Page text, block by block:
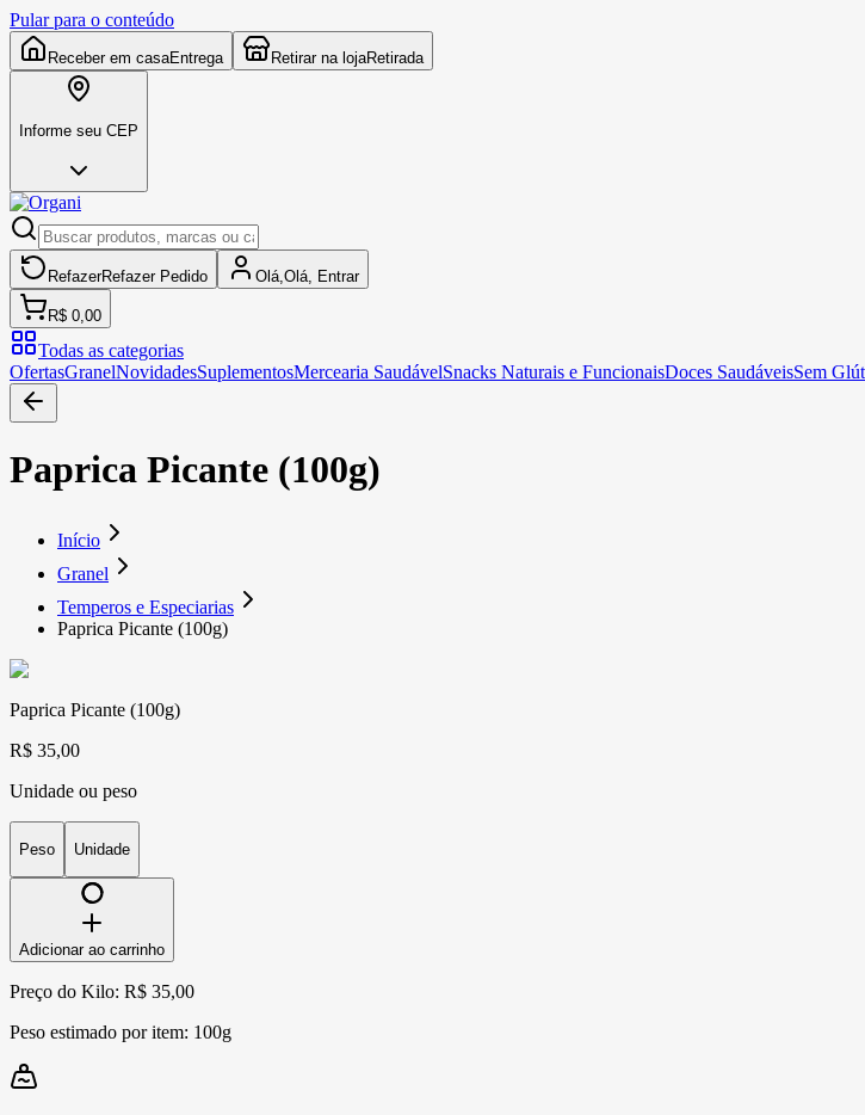
Pular para o conteúdo
Receber em casaEntrega Retirar na lojaRetirada
Informe seu CEP
RefazerRefazer Pedido Olá, Olá, Entrar
R$ 0,00
Todas as categorias
OfertasGranelNovidadesSuplementosMercearia SaudávelSnacks Naturais e FuncionaisDoces SaudáveisSem
Paprica Picante (100g)
Início
Granel
Temperos e Especiarias
Paprica Picante (100g)
Paprica Picante (100g)
R$ 35,00
Unidade ou peso
Peso Unidade
Adicionar ao carrinho
Preço do Kilo: R$ 35,00
Peso estimado por item: 100g